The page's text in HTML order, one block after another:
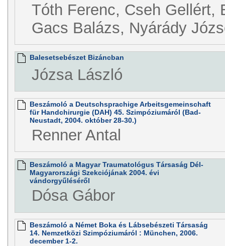
Tóth Ferenc, Cseh Gellért,
Gacs Balázs, Nyárády
Balesetsebészet Bizáncban
Józsa László
Beszámoló a Deutschsprachige Arbeitsgemeinschaft
für Handchirurgie (DAH) 45. Szimpóziumáról (Bad-
Neustadt, 2004. október 28-30.)
Renner Antal
Beszámoló a Magyar Traumatológus Társaság Dél-
Magyarországi Szekciójának 2004. évi
vándorgyűléséről
Dósa Gábor
Beszámoló a Német Boka és Lábsebészeti Társaság
14. Nemzetközi Szimpóziumáról : München, 2006.
december 1-2.